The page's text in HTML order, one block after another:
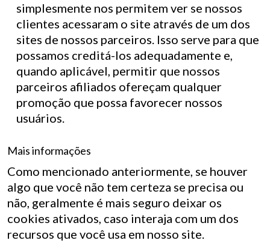
simplesmente nos permitem ver se nossos
clientes acessaram o site através de um dos
sites de nossos parceiros. Isso serve para que
possamos creditá-los adequadamente e,
quando aplicável, permitir que nossos
parceiros afiliados ofereçam qualquer
promoção que possa favorecer nossos
usuários.
Mais informações
Como mencionado anteriormente, se houver
algo que você não tem certeza se precisa ou
não, geralmente é mais seguro deixar os
cookies ativados, caso interaja com um dos
recursos que você usa em nosso site.